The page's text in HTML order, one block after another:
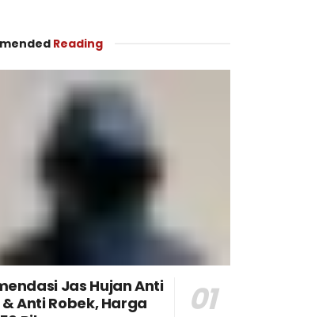
Reading
Jas Hujan Anti
Anti Robek, Harga